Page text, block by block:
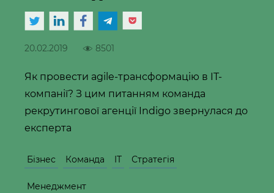
20.02.2019 8501
Як провести agile-трансформацію в IT-
компанії? З цим питанням команда
рекрутингової агенції Indigo звернулася до
експерта
Бізнес Команда IT Стратегія
Менеджмент